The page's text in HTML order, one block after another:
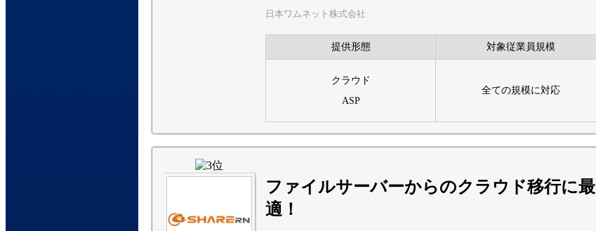
日本ワムネット株式会社
提供形態 対象従業員規模
クラウド
ASP
全ての規模に対応
ファイルサーバーからのクラウド移行に最
適！